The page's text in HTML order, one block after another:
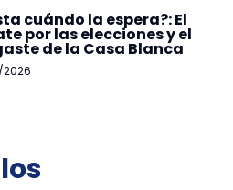
cuándo la espera?: El
por las elecciones y el
de la Casa Blanca